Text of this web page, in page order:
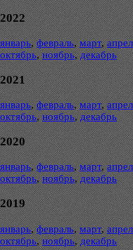
2022
январь, февраль, март,
октябрь, ноябрь, декабрь
2021
январь, февраль, март,
октябрь, ноябрь, декабрь
2020
январь, февраль, март,
октябрь, ноябрь, декабрь
2019
январь, февраль, март,
октябрь, ноябрь, декабрь